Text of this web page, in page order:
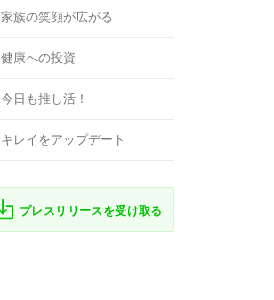
家族の笑顔が広がる
健康への投資
今日も推し活！
キレイをアップデート
プレスリリースを受け取る